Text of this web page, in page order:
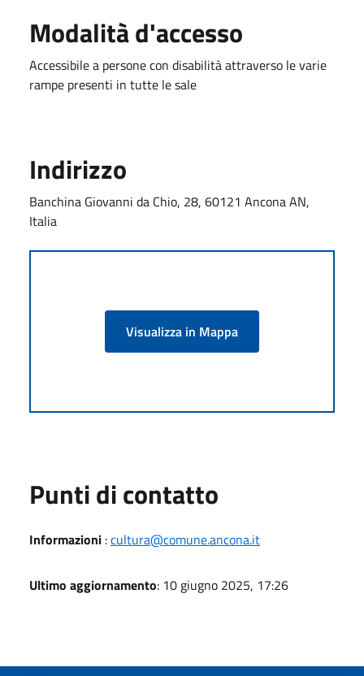
Modalità d'accesso
Accessibile a persone con disabilità attraverso le varie
rampe presenti in tutte le sale
Indirizzo
Banchina Giovanni da Chio, 28, 60121 Ancona AN,
Italia
Visualizza in Mappa
Punti di contatto
Informazioni :cultura@comune.ancona.it
Ultimo aggiornamento: 10 giugno 2025, 17:26